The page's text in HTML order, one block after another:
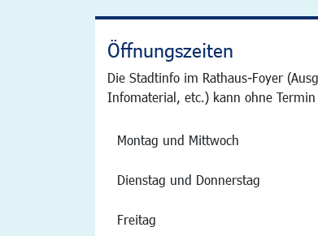
Öffnungszeiten
Die Stadtinfo im Rathaus-Foyer
Infomaterial, etc.) kann ohne
Montag und Mittwoch
Dienstag und Donnerstag
Freitag